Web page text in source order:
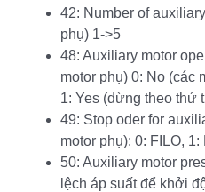
42: Number of
phụ) 1->5
48: Auxiliary motor
motor phụ) 0: No (các
1: Yes (dừng theo thứ
49: Stop oder for
motor phụ): 0: FILO, 1:
50: Auxiliary motor
lệch áp suất để khởi